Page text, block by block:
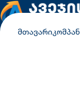
მთავარი